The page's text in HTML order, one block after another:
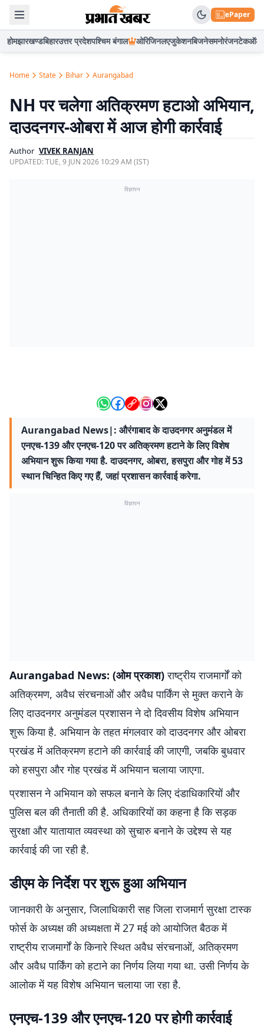
ePaper
होमझारखण्डबिहारउत्तर प्रदेशपश्चिम बंगाल ओरिजिनलएजुकेशनबिजनेसमनोरंजनटेकऑटो
Home State Bihar Aurangabad
NH पर चलेगा अतिक्रमण हटाओ अभियान,
दाउदनगर-ओबरा में आज होगी कार्रवाई
Author VIVEK RANJAN
UPDATED:TUE, 9 JUN 2026 10:29 AM (IST)
विज्ञापन
Aurangabad News|: औरंगाबाद के दाउदनगर अनुमंडल में
एनएच-139 और एनएच-120 पर अतिक्रमण हटाने के लिए विशेष
अभियान शुरू किया गया है. दाउदनगर, ओबरा, हसपुरा और गोह में 53
स्थान चिन्हित किए गए हैं, जहां प्रशासन कार्रवाई करेगा.
विज्ञापन
Aurangabad News: (ओम प्रकाश)राष्ट्रीय राजमार्गों को
अतिक्रमण, अवैध संरचनाओं और अवैध पार्किंग से मुक्त कराने के
लिए दाउदनगर अनुमंडल प्रशासन ने दो दिवसीय विशेष अभियान
शुरू किया है. अभियान के तहत मंगलवार को दाउदनगर और ओबरा
प्रखंड में अतिक्रमण हटाने की कार्रवाई की जाएगी, जबकि बुधवार
को हसपुरा और गोह प्रखंड में अभियान चलाया जाएगा.
प्रशासन ने अभियान को सफल बनाने के लिए दंडाधिकारियों और
पुलिस बल की तैनाती की है. अधिकारियों का कहना है कि सड़क
सुरक्षा और यातायात व्यवस्था को सुचारु बनाने के उद्देश्य से यह
कार्रवाई की जा रही है.
डीएम के निर्देश पर शुरू हुआ अभियान
जानकारी के अनुसार, जिलाधिकारी सह जिला राजमार्ग सुरक्षा टास्क
फोर्स के अध्यक्ष की अध्यक्षता में 27 मई को आयोजित बैठक में
राष्ट्रीय राजमार्गों के किनारे स्थित अवैध संरचनाओं, अतिक्रमण
और अवैध पार्किंग को हटाने का निर्णय लिया गया था. उसी निर्णय के
आलोक में यह विशेष अभियान चलाया जा रहा है.
एनएच-139 और एनएच-120 पर होगी कार्रवाई